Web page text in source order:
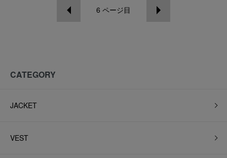
6 ページ目
CATEGORY
JACKET
VEST